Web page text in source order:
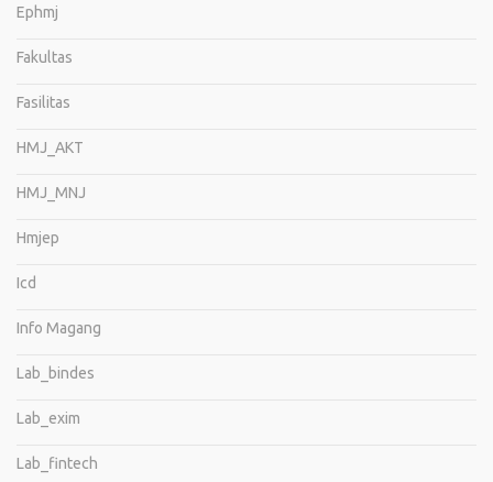
Ephmj
Fakultas
Fasilitas
HMJ_AKT
HMJ_MNJ
Hmjep
Icd
Info Magang
Lab_bindes
Lab_exim
Lab_fintech